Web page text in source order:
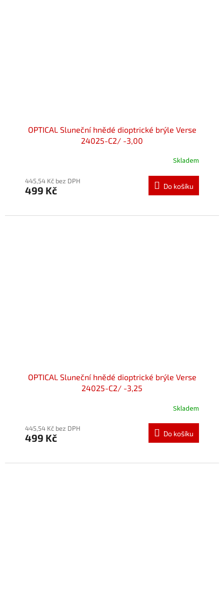
OPTICAL Sluneční hnědé dioptrické brýle Verse
24025-C2/ -3,00
Skladem
445,54 Kč bez DPH
499 Kč Do košíku
OPTICAL Sluneční hnědé dioptrické brýle Verse
24025-C2/ -3,25
Skladem
445,54 Kč bez DPH
499 Kč Do košíku